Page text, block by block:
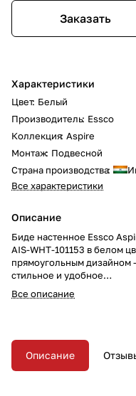
Заказать
Характеристики
Цвет: Белый
Производитель: Essco
Коллекция: Aspire
Монтаж: Подвесной
Страна производства:
Все характеристики
Описание
Биде настенное Essco
AIS-WHT-101153 в белом
прямоугольным дизайном
стильное и удобное
дополнение для вашего
санузла. Оборудовано
антибактериальным
что обеспечивает
Все описание
Описание